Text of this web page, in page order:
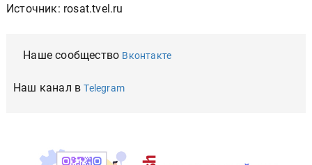
Источник: rosat.tvel.ru
Наше сообщество Вконтакте
Наш канал вTelegram